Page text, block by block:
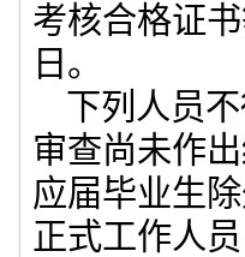
考核合格证
日。
下列人员
审查尚未作
应届毕业生
正式工作人